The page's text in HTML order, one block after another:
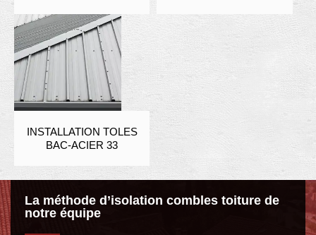
INSTALLATION TOLES
BAC-ACIER 33
La méthode d’isolation combles toiture de
notre équipe